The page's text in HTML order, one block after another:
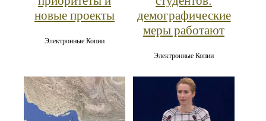
новые проекты
Электронные Копии
демографические
меры работают
Электронные Копии